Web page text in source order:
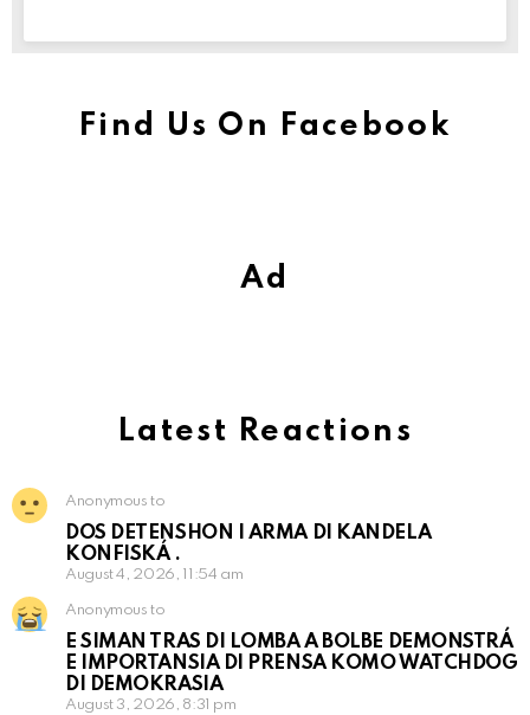
Find Us On Facebook
Ad
Latest Reactions
Anonymous to
DOS DETENSHON I ARMA DI KANDELA
KONFISKÁ .
August 4, 2026, 11:54 am
Anonymous to
E SIMAN TRAS DI LOMBA A BOLBE DEMONSTRÁ
E IMPORTANSIA DI PRENSA KOMO WATCHDOG
DI DEMOKRASIA
August 3, 2026, 8:31 pm